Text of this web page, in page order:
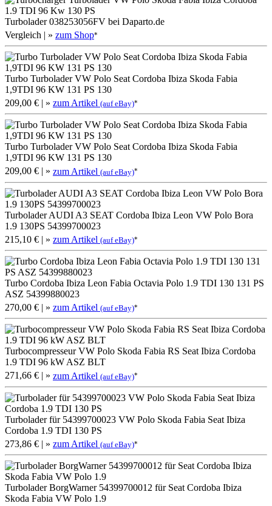
Turbolader 038253056FV bei Daparto.de
Vergleich | » zum Shop*
Turbo Turbolader VW Polo Seat Cordoba Ibiza Skoda Fabia
1,9TDI 96 KW 131 PS 130
209,00 € | » zum Artikel (auf eBay)*
Turbo Turbolader VW Polo Seat Cordoba Ibiza Skoda Fabia
1,9TDI 96 KW 131 PS 130
209,00 € | » zum Artikel (auf eBay)*
Turbolader AUDI A3 SEAT Cordoba Ibiza Leon VW Polo Bora
1.9 130PS 54399700023
215,10 € | » zum Artikel (auf eBay)*
Turbo Cordoba Ibiza Leon Fabia Octavia Polo 1.9 TDI 130 131 PS
ASZ 54399880023
270,00 € | » zum Artikel (auf eBay)*
Turbocompresseur VW Polo Skoda Fabia RS Seat Ibiza Cordoba
1.9 TDI 96 kW ASZ BLT
271,66 € | » zum Artikel (auf eBay)*
Turbolader für 54399700023 VW Polo Skoda Fabia Seat Ibiza
Cordoba 1.9 TDI 130 PS
273,86 € | » zum Artikel (auf eBay)*
Turbolader BorgWarner 54399700012 für Seat Cordoba Ibiza
Skoda Fabia VW Polo 1.9